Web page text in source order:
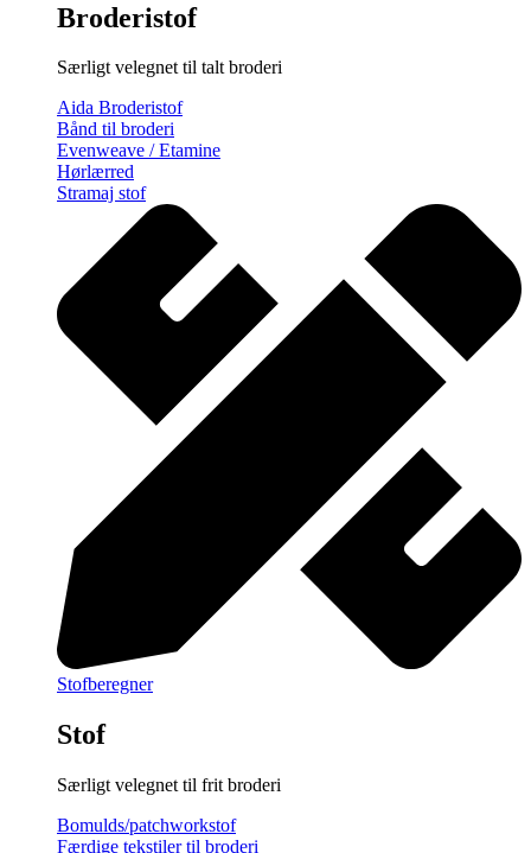
Broderistof
Særligt velegnet til talt broderi
Aida Broderistof
Bånd til broderi
Evenweave / Etamine
Hørlærred
Stramaj stof
Stofberegner
Stof
Særligt velegnet til frit broderi
Bomulds/patchworkstof
Færdige tekstiler til broderi